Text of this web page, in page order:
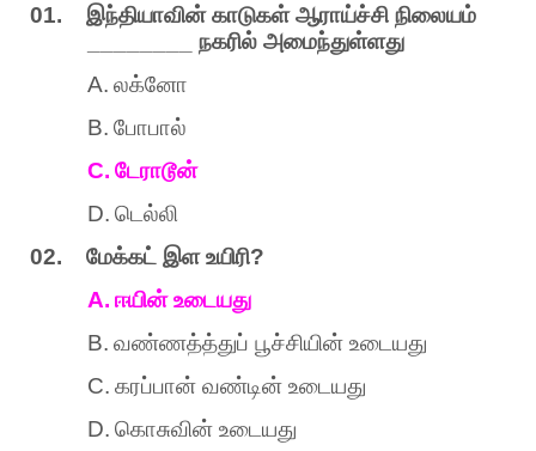
01. இந்தியாவின் காடுகள் ஆராய்ச்சி நிலையம்
நகரில் அமைந்துள்ளது
A. லக்னோ
B. போபால்
C. டேராடூன்
D. டெல்லி
02. மேக்கட் இள உயிரி?
A. ஈயின் உடையது
B. வண்ணத்த்துப் பூச்சியின் உடையது
C. கரப்பான் வண்டின் உடையது
D. கொசுவின் உடையது